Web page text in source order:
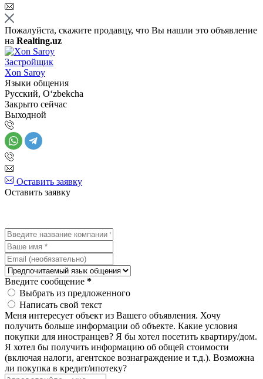
Пожалуйста, скажите продавцу, что Вы нашли это объявление
на Realting.uz
Застройщик
Xon Saroy
Языки общения
Русский, Oʻzbekcha
Закрыто сейчас
Выходной
Оставить заявку
Оставить заявку
Введите сообщение *
Выбрать из предложенного
Написать свой текст
Меня интересует объект из Вашего объявления. Хочу
получить больше информации об объекте. Какие условия
покупки для иностранцев? Я бы хотел посетить квартиру/дом.
Я хотел бы получить информацию об общей стоимости
(включая налоги, агентское вознаграждение и т.д.). Возможна
ли покупка в кредит/ипотеку?